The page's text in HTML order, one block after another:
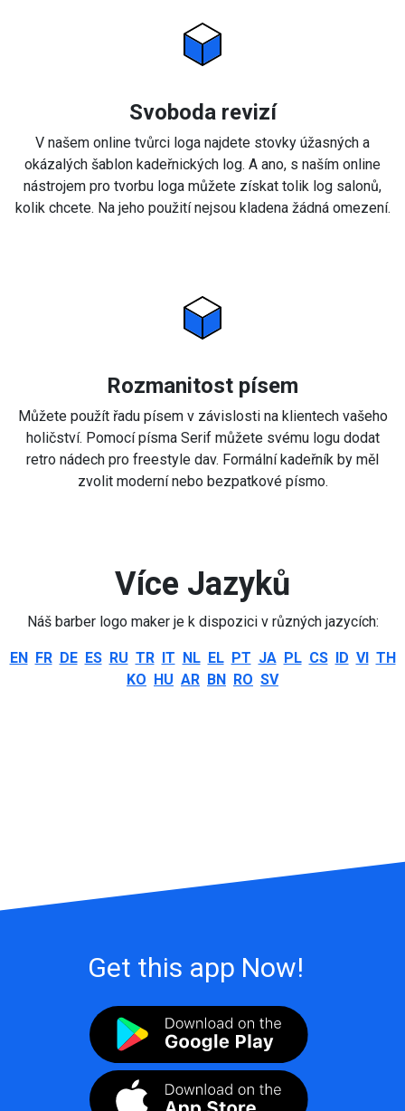
Svoboda revizí
V našem online tvůrci loga najdete stovky úžasných a
okázalých šablon kadeřnických log. A ano, s naším online
nástrojem pro tvorbu loga můžete získat tolik log salonů,
kolik chcete. Na jeho použití nejsou kladena žádná omezení.
Rozmanitost písem
Můžete použít řadu písem v závislosti na klientech vašeho
holičství. Pomocí písma Serif můžete svému logu dodat
retro nádech pro freestyle dav. Formální kadeřník by měl
zvolit moderní nebo bezpatkové písmo.
Více Jazyků
Náš barber logo maker je k dispozici v různých jazycích:
EN FR DE ES RU TR IT NL EL PT JA PL CS ID VI TH
KO HU AR BN RO SV
Get this app Now!